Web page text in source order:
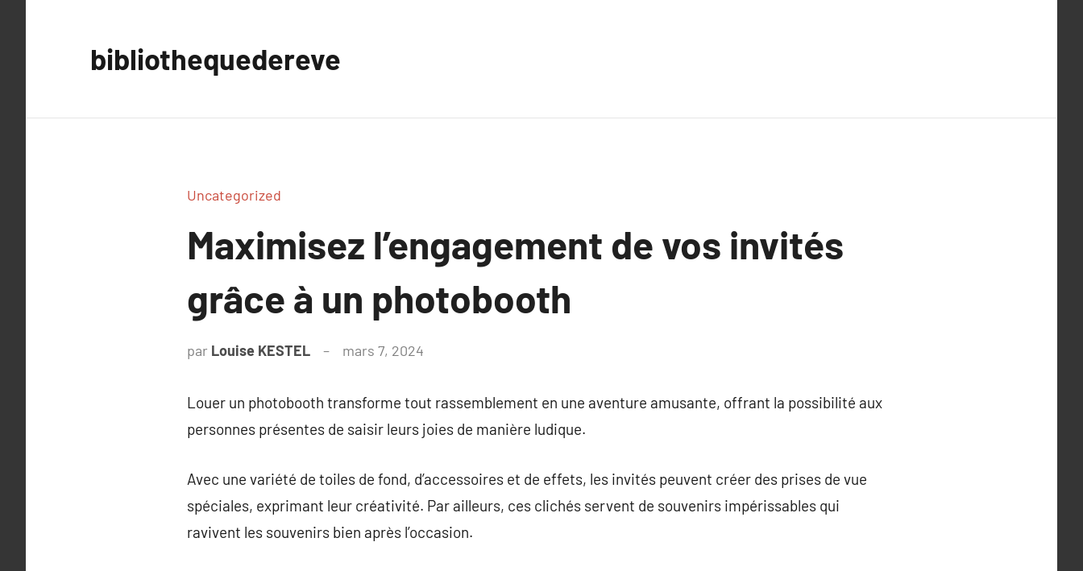
bibliothequedereve
Uncategorized
Maximisez l’engagement de vos invités
grâce à un photobooth
par Louise KESTEL mars 7, 2024
Louer un photobooth transforme tout rassemblement en une aventure amusante, offrant la possibilité aux
personnes présentes de saisir leurs joies de manière ludique.
Avec une variété de toiles de fond, d’accessoires et de effets, les invités peuvent créer des prises de vue
spéciales, exprimant leur créativité. Par ailleurs, ces clichés servent de souvenirs impérissables qui
ravivent les souvenirs bien après l’occasion.